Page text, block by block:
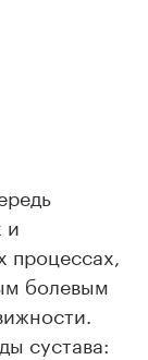
и
процессах,
болевым
сустава: